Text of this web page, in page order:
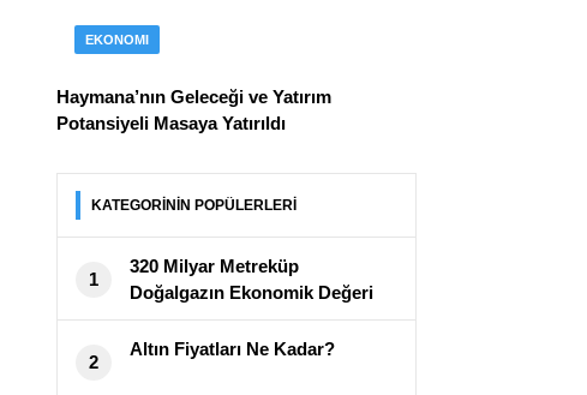
EKONOMI
Haymana’nın Geleceği ve Yatırım
Potansiyeli Masaya Yatırıldı
KATEGORİNİN POPÜLERLERİ
1
320 Milyar Metreküp
Doğalgazın Ekonomik Değeri
Açıklandı
2
Altın Fiyatları Ne Kadar?